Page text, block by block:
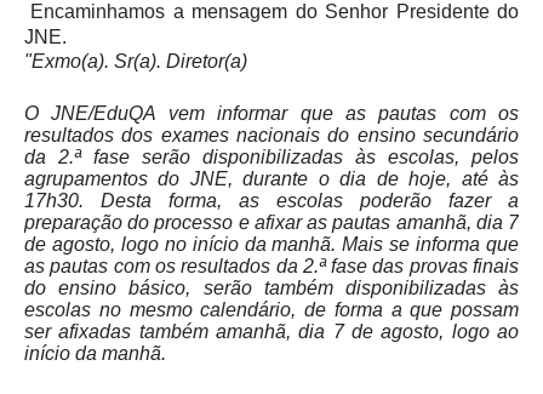
Encaminhamos a mensagem do Senhor Presidente do
JNE.
"Exmo(a). Sr(a). Diretor(a)
O JNE/EduQA vem informar que as pautas com os
resultados dos exames nacionais do ensino secundário
da 2.ª fase serão disponibilizadas às escolas, pelos
agrupamentos do JNE, durante o dia de hoje, até às
17h30. Desta forma, as escolas poderão fazer a
preparação do processo e afixar as pautas amanhã, dia 7
de agosto, logo no início da manhã. Mais se informa que
as pautas com os resultados da 2.ª fase das provas finais
do ensino básico, serão também disponibilizadas às
escolas no mesmo calendário, de forma a que possam
ser afixadas também amanhã, dia 7 de agosto, logo ao
início da manhã.